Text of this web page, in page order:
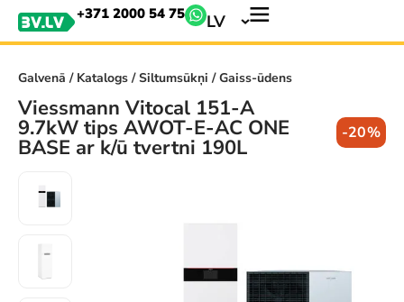
+371 2000 54 75 LV
Galvenā / Katalogs/Siltumsūkņi / Gaiss-ūdens
Viessmann Vitocal 151-A
9.7kW tips AWOT-E-AC ONE
BASE ar k/ū tvertni 190L
-20%